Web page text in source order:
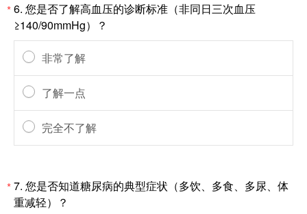
*6. 您是否了解高血压的诊断标准（非同日三次血压
≥140/90mmHg）？
非常了解
了解一点
完全不了解
*7. 您是否知道糖尿病的典型症状（多饮、多食、多尿、体
重减轻）？